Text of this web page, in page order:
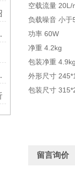
决方式
示功能
空载流量 20L/
负载噪音 小于
功率 60W
净重 4.2kg
包装净重
外形尺寸
包装尺寸
留言询价